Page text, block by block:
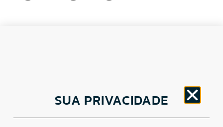
Av. Brigadeiro Faria Lima, 1779 – 5oAndar Jardim
Paulistano, São Paulo/ SP – CEP: 01452-914
SUA PRIVACIDADE